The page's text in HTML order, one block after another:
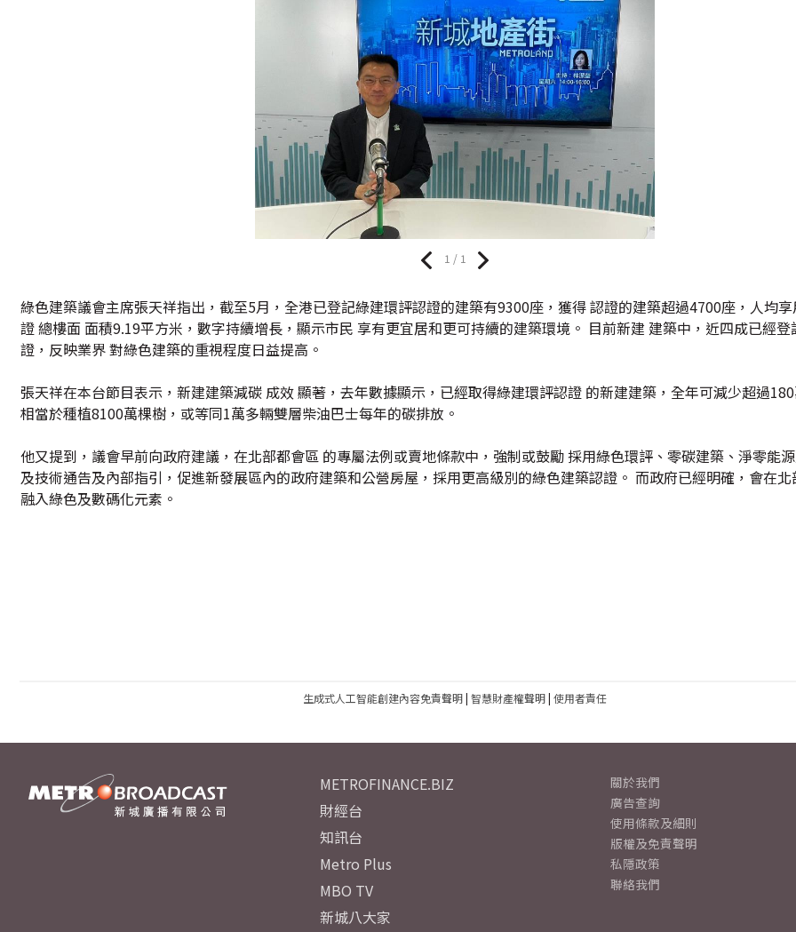
1 / 1
綠色建築議會主席張天祥指出，截至5月，全港已登記綠建環評認證的建築有9300座，獲得 認證的建築超過4700座，人均
證 總樓面 面積9.19平方米，數字持續增長，顯示市民 享有更宜居和更可持續的建築環境。 目前新建 建築中，近四成已經
證，反映業界 對綠色建築的重視程度日益提高。
張天祥在本台節目表示，新建建築減碳 成效 顯著，去年數據顯示，已經取得綠建環評認證 的新建建築，全年可減少超過180
相當於種植8100萬棵樹，或等同1萬多輛雙層柴油巴士每年的碳排放。
他又提到，議會早前向政府建議，在北部都會區 的專屬法例或賣地條款中，強制或鼓勵 採用綠色環評、零碳建築、淨零能
及技術通告及內部指引，促進新發展區內的政府建築和公營房屋，採用更高級別的綠色建築認證。 而政府已經明確，會在北
融入綠色及數碼化元素。
生成式人工智能創建內容免責聲明| 智慧財產權聲明| 使用者責任
METROFINANCE.BIZ
財經台
知訊台
Metro Plus
MBO TV
新城八大家
關於我們
廣告查詢
使用條款及細則
版權及免責聲明
私隱政策
聯絡我們